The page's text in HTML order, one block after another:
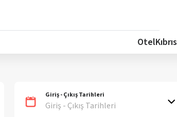
OtelKıbrıs
Giriş - Çıkış Tarihleri
Giriş - Çıkış Tarihleri